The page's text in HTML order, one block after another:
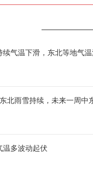
气温下滑，东北等地气
北雨雪持续，未来一周中
多波动起伏